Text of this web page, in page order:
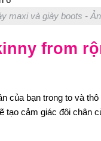
maxi và giày boots -
from
của bạn trong to và
tạo cảm giác đôi chân